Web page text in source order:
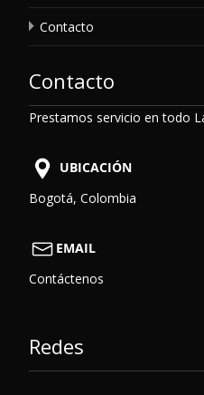
Contacto
Contacto
Prestamos servicio en todo
UBICACIÓN
Bogotá, Colombia
EMAIL
Contáctenos
Redes